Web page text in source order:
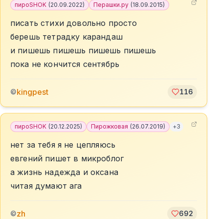
пироSHOK (20.09.2022) Перашки.ру (18.09.2015)
писать стихи довольно просто
берешь тетрадку карандаш
и пишешь пишешь пишешь пишешь
пока не кончится сентябрь
©kingpest 116
пироSHOK (20.12.2025) Пирожковая (26.07.2019) +3
нет за тебя я не цепляюсь
евгений пишет в микроблог
а жизнь надежда и оксана
читая думают ага
©zh 692